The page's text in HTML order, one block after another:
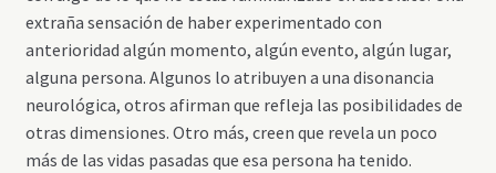
extraña sensación de haber experimentado con
anterioridad algún momento, algún evento, algún lugar,
alguna persona. Algunos lo atribuyen a una disonancia
neurológica, otros afirman que refleja las posibilidades de
otras dimensiones. Otro más, creen que revela un poco
más de las vidas pasadas que esa persona ha tenido.